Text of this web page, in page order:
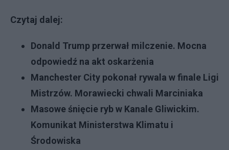
Czytaj dalej:
Donald Trump przerwał milczenie. Mocna
odpowiedź na akt oskarżenia
Manchester City pokonał rywala w finale Ligi
Mistrzów. Morawiecki chwali Marciniaka
Masowe śnięcie ryb w Kanale Gliwickim.
Komunikat Ministerstwa Klimatu i
Środowiska